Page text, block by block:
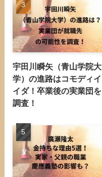
宇田川瞬矢（青山学院大
学）の進路はコモディイ
イダ！卒業後の実業団を
調査！